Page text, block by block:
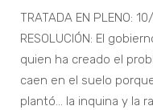
TRATADA EN PLENO:
RESOLUCIÓN: El
quien ha creado el
caen en el suelo
plantó… la inquina y la